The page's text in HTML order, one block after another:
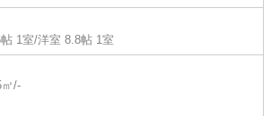
1室/洋室 8.8帖 1室
/-